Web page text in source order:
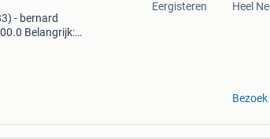
- bernard
Belangrijk:
Eergisteren Heel